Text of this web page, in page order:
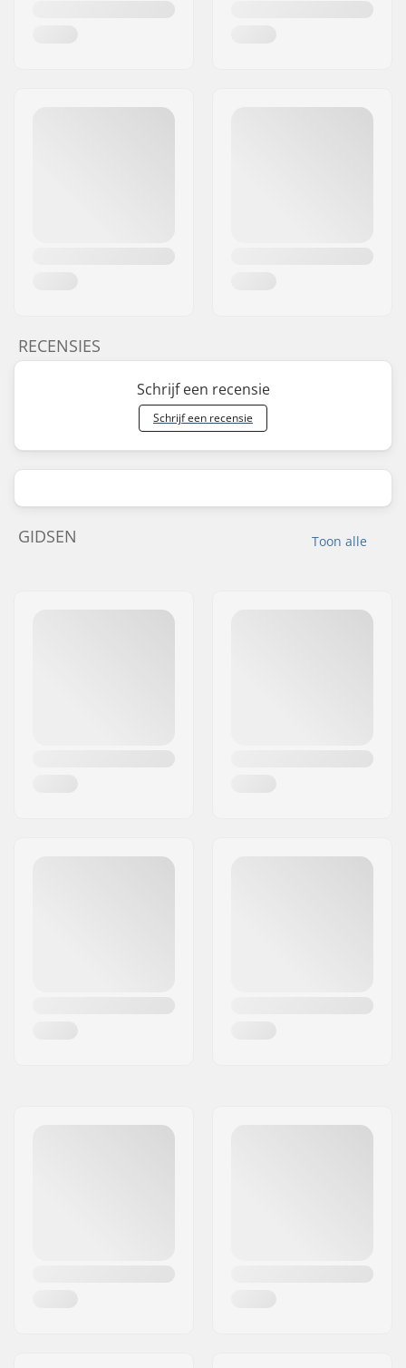
RECENSIES
Schrijf een recensie
Schrijf een recensie
Toon alle
GIDSEN